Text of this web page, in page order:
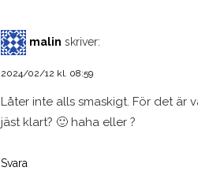
malin skriver:
2024/02/12 kl. 08:59
Låter inte alls smaskigt. För det är
jäst klart? 🙂 haha eller ?
Svara